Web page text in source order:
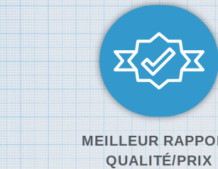
MEILLEUR
QUALITÉ/PRIX